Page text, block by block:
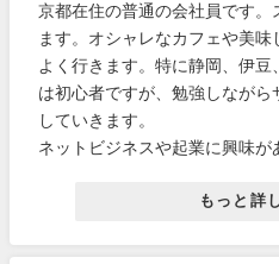
京都在住の普通の会社員です
ます。オシャレなカフェや美
よく行きます。特に静岡、伊
は初心者ですが、勉強しなが
していきます。
ネットビジネスや起業に興味が
もっと詳